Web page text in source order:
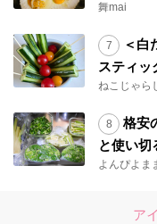
舞mai
＜白
スティッ
ねこじゃら
格安
と使い切
よんぴよま
ア